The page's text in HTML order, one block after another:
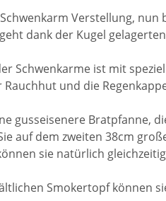
Verstellung,
dank der Kugel
Schwenkarme ist mit
und die
gusseisenere Bratpfanne,
auf dem zweiten 38cm
sie natürlich
Smokertopf können